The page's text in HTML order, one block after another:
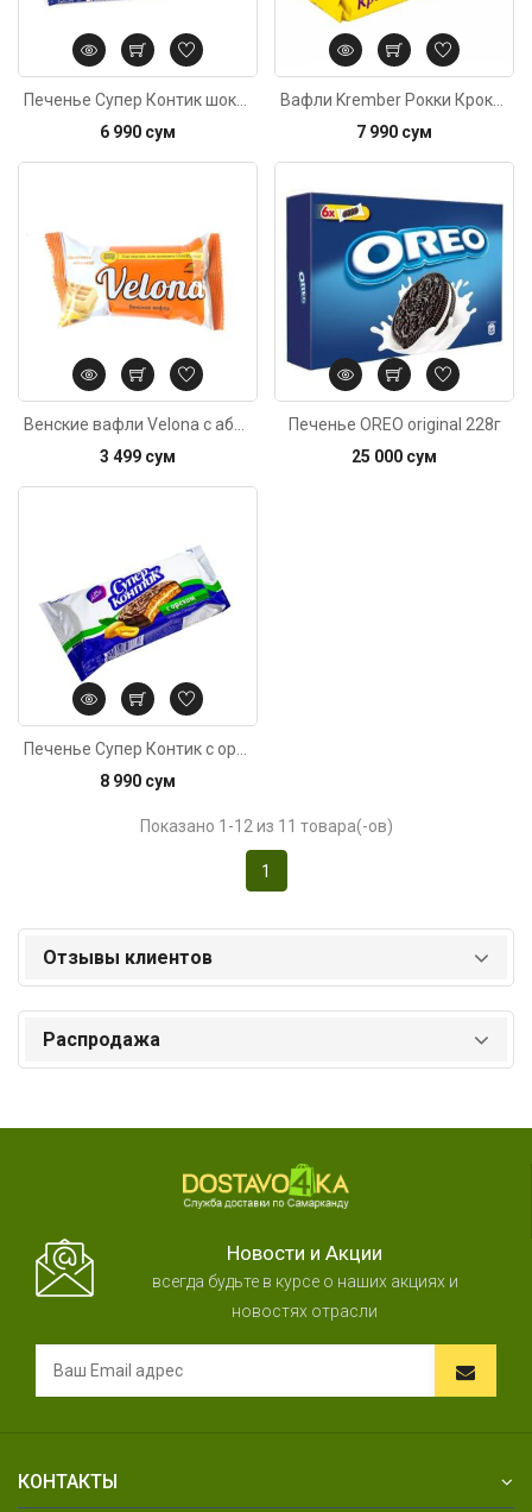
6 990 сум
7 990 сум
3 499 сум
Печенье OREO original 228г
25 000 сум
8 990 сум
Показано 1-12 из 11 товара(-ов)
1
Отзывы клиентов
Распродажа
Новости и Акции
всегда будьте в курсе о наших акциях и
новостях отрасли
КОНТАКТЫ